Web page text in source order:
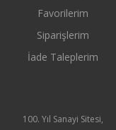
Favorilerim
Siparişlerim
İade Taleplerim
100. Yıl Sanayi Sitesi,